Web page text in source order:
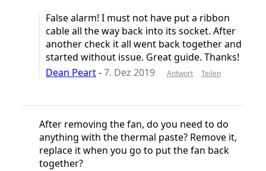
False alarm! I must not have put a ribbon
cable all the way back into its socket. After
another check it all went back together and
started without issue. Great guide. Thanks!
Dean Peart-7. Dez 2019 Antwort Teilen
After removing the fan, do you need to do
anything with the thermal paste? Remove it,
replace it when you go to put the fan back
together?